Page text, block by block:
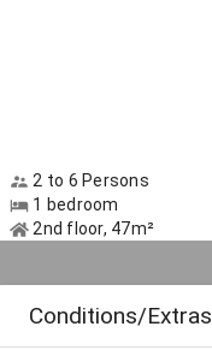
2 to 6 Persons
1 bedroom
2nd floor, 47m²
Conditions/Extras